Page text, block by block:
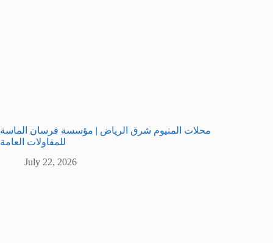
محلات المنيوم شرق الرياض | مؤسسة فرسان الماسة
للمقاولات العامة
July 22, 2026